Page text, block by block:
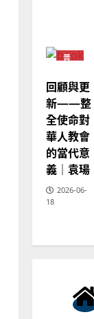
普
教
回顧與更
新——整
全使命對
華人教會
的當代意
義｜袁瑒
2026-06-
18